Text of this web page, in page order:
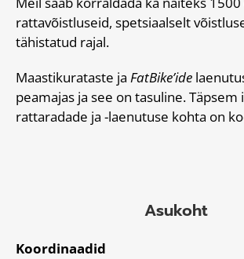
rattavõistluseid, spetsiaalselt
tähistatud rajal.
Maastikurataste ja FatBike’ide
peamajas ja see on tasuline. Täpsem
rattaradade ja -laenutuse kohta on
Asukoht
Koordinaadid